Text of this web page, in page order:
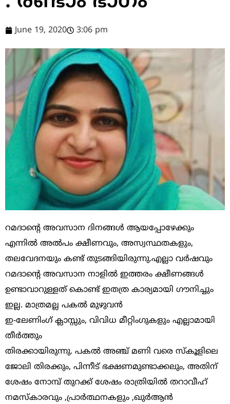
June 19, 2020 3:06 pm
റമദാൻ്റെ അവസാന ദിനങ്ങൾ ആയപ്പോഴേക്കും
എന്നിൽ അൽപം ക്ഷീണവും, അസ്വസ്ഥതകളും,
തലവേദനയും കണ്ട് തുടങ്ങിയിരുന്നു.എല്ലാ വർഷവും
റമദാൻ്റെ അവസാന നാളിൽ ഇത്തരം ക്ഷീണങ്ങൾ
ഉണ്ടാവാറുള്ളത് കൊണ്ട് ഇതത്ര കാര്യമായി ഗൗനിച്ചും
ഇല്ല. മാത്രമല്ല പകൽ മുഴുവൻ
ഇ-ലേണിംഗ് ക്ലാസ്സും, വിവിധ മീറ്റിംഗുകളും എല്ലാമായി
തീർത്തും
തിരക്കായിരുന്നു. പകൽ അഞ്ച് മണി വരെ സ്കൂളിലെ
ജോലി തിരക്കും, പിന്നീട് ഭക്ഷണമുണ്ടാക്കലും, അതിന്
ശേഷം നോമ്പ് തുറക്ക് ശേഷം രാത്രിയിൽ തറാവീഹ്
നമസ്കാരവും ,പ്രാർത്ഥനകളും ,ഖുർആൻ